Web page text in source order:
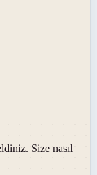
Size nasıl